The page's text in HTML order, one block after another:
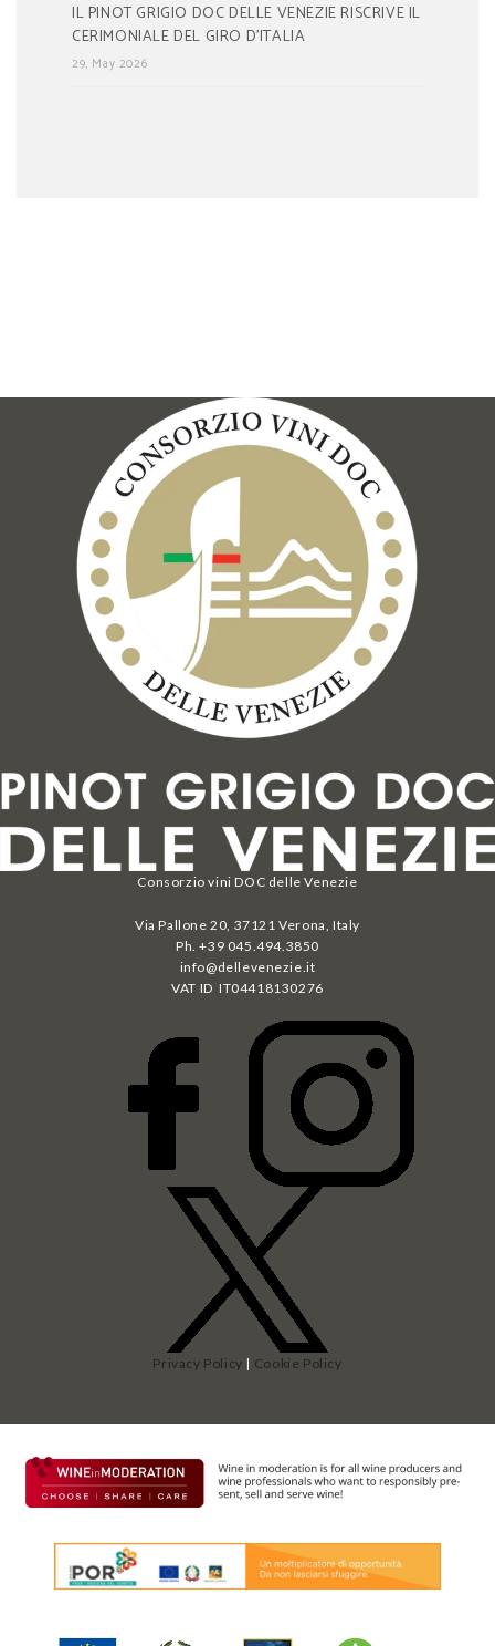
IL PINOT GRIGIO DOC DELLE VENEZIE RISCRIVE IL
CERIMONIALE DEL GIRO D’ITALIA
29, May 2026
Consorzio vini DOC delle Venezie
Via Pallone 20, 37121 Verona, Italy
Ph. +39 045.494.3850
info@dellevenezie.it
VAT ID IT04418130276
Privacy Policy | Cookie Policy